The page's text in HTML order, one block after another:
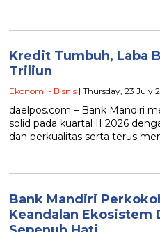
Kredit Tumbuh, Laba
Triliun
Ekonomi - Bisnis | Thursday, 23 July
daelpos.com – Bank Mandiri
solid pada kuartal II 2026
dan berkualitas serta terus
Bank Mandiri
Keandalan